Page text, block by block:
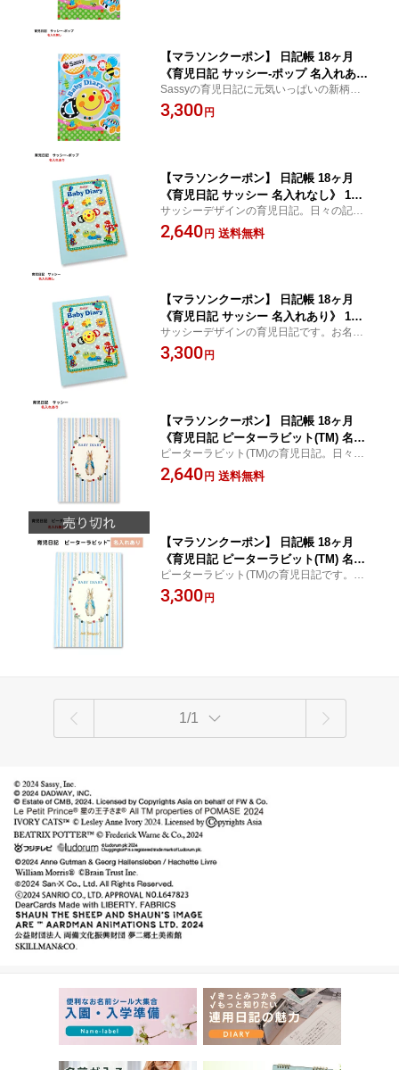
【マラソンクーポン】 日記帳 18ヶ月
《育児日記 サッシー-ポップ 名入れあ
り》 1歳6ヶ月 1歳半 育児ダイアリー 写
真 成長 記録 出産祝い 赤ちゃん 新生児
Sassyの育児日記に元気いっぱいの新柄が
登場！
3,300円
【マラソンクーポン】 日記帳 18ヶ月
《育児日記 サッシー 名入れなし》 1歳6
ヶ月 1歳半 育児ダイアリー 写真 成長 記
録 出産祝い 赤ちゃん 新生児 プレゼン
サッシーデザインの育児日記。日々の記録
の他、誕生日・生まれた時の体重・身長・
病院の名前や初めての誕生日の様子を残せ
2,640円 送料無料
【マラソンクーポン】 日記帳 18ヶ月
《育児日記 サッシー 名入れあり》 1歳6
ヶ月 1歳半 育児ダイアリー 写真 成長 記
録 出産祝い 赤ちゃん 新生児 名入れ 箔
サッシーデザインの育児日記です。お名前
が入ります。
3,300円
【マラソンクーポン】 日記帳 18ヶ月
《育児日記 ピーターラビット(TM) 名入
れなし》 1歳6ヶ月 1歳半 育児ダイアリ
ー 写真 成長 記録 出産祝い 赤ちゃん 新
ピーターラビット(TM)の育児日記。日々の
記録の他、誕生日・生まれた時の体重・身
長・病院の名前や初めての誕生日の様子を
2,640円 送料無料
【マラソンクーポン】 日記帳 18ヶ月
《育児日記 ピーターラビット(TM) 名入
れあり》 1歳6ヶ月 1歳半 育児ダイアリ
ー 写真 成長 記録 出産祝い 赤ちゃん 新
ピーターラビット(TM)の育児日記です。お
名前が入ります。
3,300円
1/1